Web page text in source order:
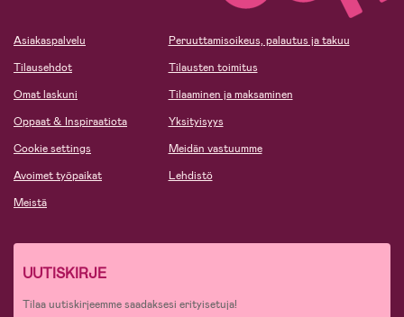
Asiakaspalvelu
Tilausehdot
Omat laskuni
Oppaat & Inspiraatiota
Cookie settings
Avoimet työpaikat
Meistä
Peruuttamisoikeus, palautus ja takuu
Tilausten toimitus
Tilaaminen ja maksaminen
Yksityisyys
Meidän vastuumme
Lehdistö
UUTISKIRJE
Tilaa uutiskirjeemme saadaksesi erityisetuja!